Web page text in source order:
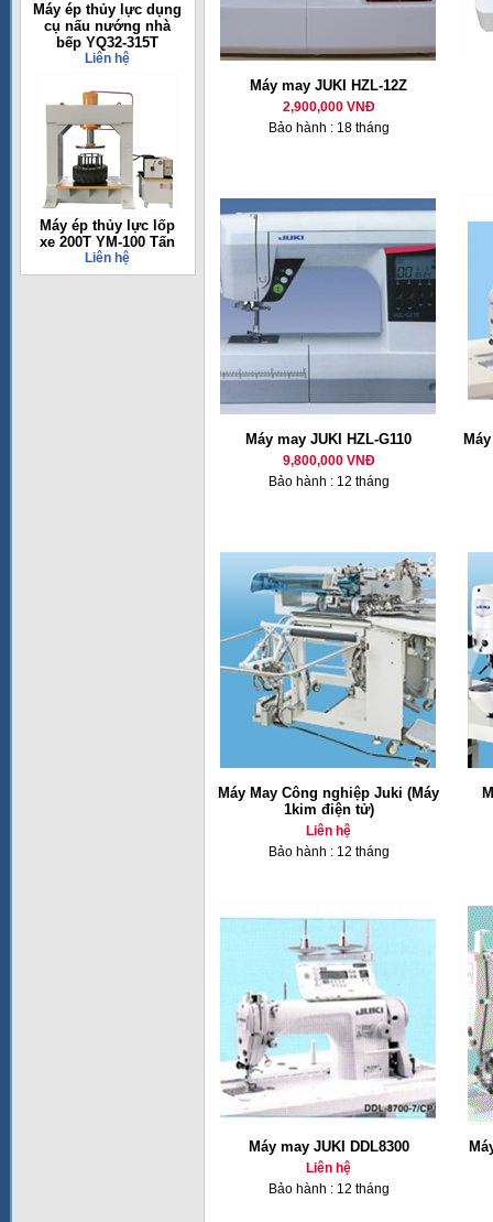
Máy ép thủy lực dụng
cụ nấu nướng nhà
bếp YQ32-315T
Liên hệ
Máy ép thủy lực lốp
xe 200T YM-100 Tấn
Liên hệ
Máy may JUKI HZL-12Z
2,900,000 VNĐ
Bảo hành : 18 tháng
Máy may JUKI HZL-G110
9,800,000 VNĐ
Bảo hành : 12 tháng
Máy May Công nghiệp Juki (Máy
1kim điện tử)
Liên hệ
Bảo hành : 12 tháng
Máy may JUKI DDL8300
Liên hệ
Bảo hành : 12 tháng